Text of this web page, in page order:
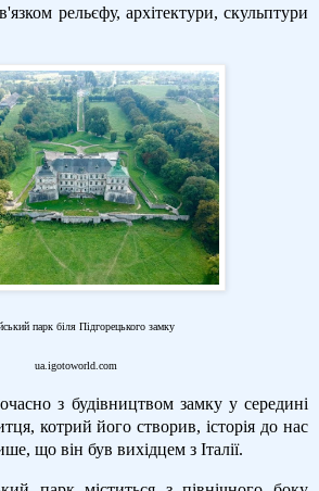
рельєфу, архітектури, скульптури
парк біля Підгорецького замку
ua.igotoworld.com
з будівництвом замку у середині
котрий його створив, історія до нас
що він був вихідцем з Італії.